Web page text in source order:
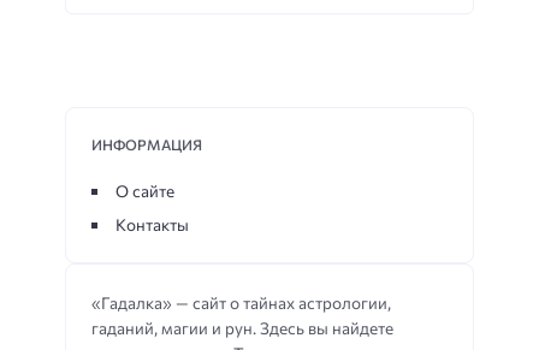
«Гадалка» — сайт о тайнах астрологии,
гаданий, магии и рун. Здесь вы найдете
ИНФОРМАЦИЯ
О сайте
Контакты